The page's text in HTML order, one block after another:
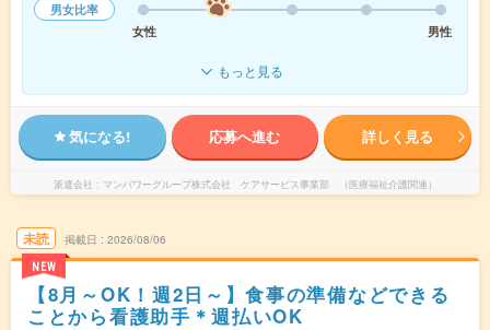
男女比率
女性
男性
もっと見る
気になる! 応募へ進む 詳しく見る
派遣会社 マンパワーグループ株式会社 ケアサービス事業部 （医療福祉介護関連）
未読
NEW
掲載日 2026/08/06
【8月～OK！週2日～】食事の準備などできる
ことから看護助手＊週払いOK